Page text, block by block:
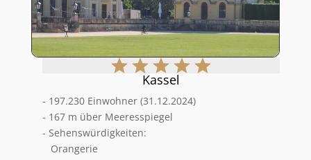
Kassel
- 197.230 Einwohner (31.12.2024)
- 167 m über Meeresspiegel
- Sehenswürdigkeiten:
Orangerie